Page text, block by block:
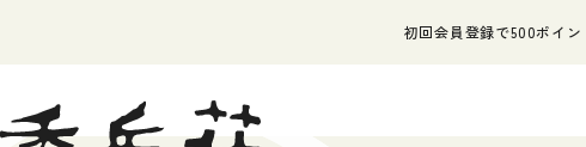
初回会員登録で500ポイ